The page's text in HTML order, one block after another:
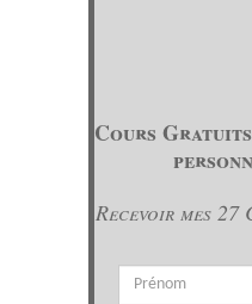
Cours Gratuits
Recevoir mes 27